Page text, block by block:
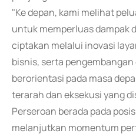
"Ke depan, kami melihat
untuk memperluas dampak
ciptakan melalui inovasi
bisnis, serta
berorientasi pada masa
terarah dan eksekusi yang
Perseroan berada pada
melanjutkan momentum